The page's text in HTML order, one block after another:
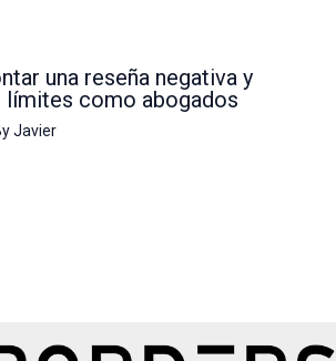
una reseña negativa y
límites como abogados
Javier